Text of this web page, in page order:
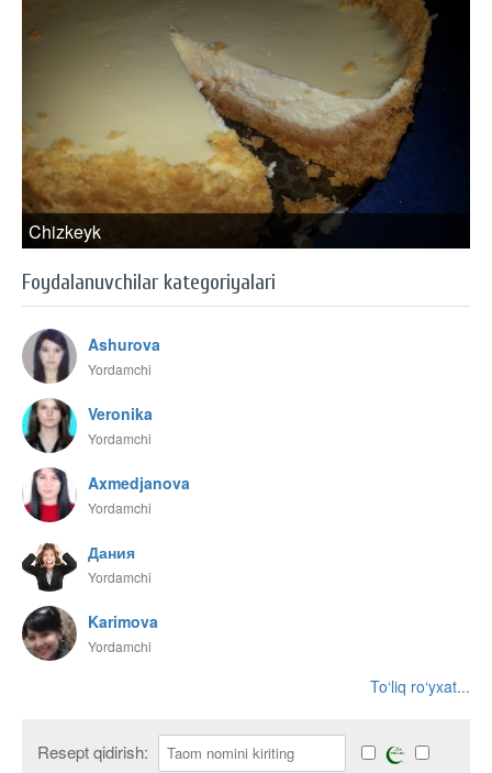
Chizkeyk
Foydalanuvchilar kategoriyalari
Ashurova
Yordamchi
Veronika
Yordamchi
Axmedjanova
Yordamchi
Дания
Yordamchi
Karimova
Yordamchi
To‘liq ro‘yxat...
Resept qidirish: